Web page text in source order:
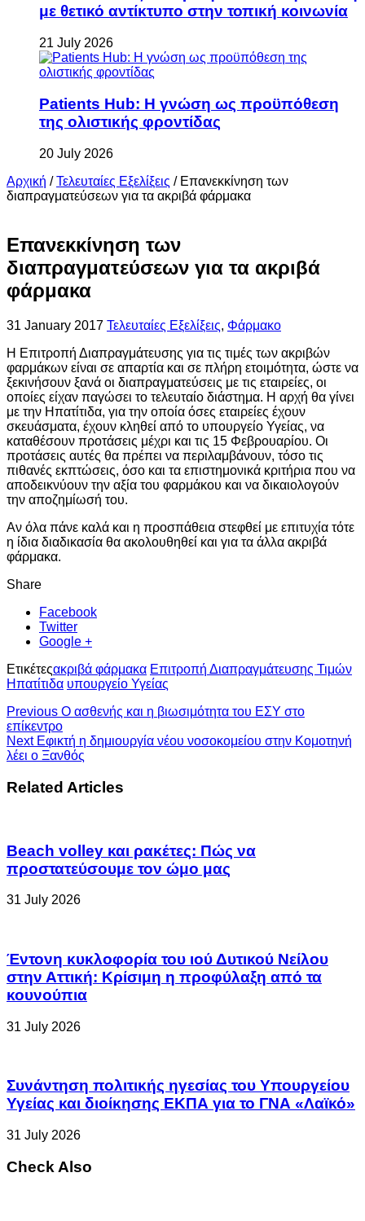
με θετικό αντίκτυπο στην τοπική κοινωνία
21 July 2026
Patients Hub: Η γνώση ως προϋπόθεση
της ολιστικής φροντίδας
20 July 2026
Αρχική / Τελευταίες Εξελίξεις / Επανεκκίνηση των
διαπραγματεύσεων για τα ακριβά φάρμακα
Επανεκκίνηση των
διαπραγματεύσεων για τα ακριβά
φάρμακα
31 January 2017 Τελευταίες Εξελίξεις, Φάρμακο
Η Επιτροπή Διαπραγμάτευσης για τις τιμές των ακριβών
φαρμάκων είναι σε απαρτία και σε πλήρη ετοιμότητα, ώστε να
ξεκινήσουν ξανά οι διαπραγματεύσεις με τις εταιρείες, οι
οποίες είχαν παγώσει το τελευταίο διάστημα. Η αρχή θα γίνει
με την Ηπατίτιδα, για την οποία όσες εταιρείες έχουν
σκευάσματα, έχουν κληθεί από το υπουργείο Υγείας, να
καταθέσουν προτάσεις μέχρι και τις 15 Φεβρουαρίου. Οι
προτάσεις αυτές θα πρέπει να περιλαμβάνουν, τόσο τις
πιθανές εκπτώσεις, όσο και τα επιστημονικά κριτήρια που να
αποδεικνύουν την αξία του φαρμάκου και να δικαιολογούν
την αποζημίωσή του.
Αν όλα πάνε καλά και η προσπάθεια στεφθεί με επιτυχία τότε
η ίδια διαδικασία θα ακολουθηθεί και για τα άλλα ακριβά
φάρμακα.
Share
Facebook
Twitter
Google +
Ετικέτεςακριβά φάρμακα Επιτροπή Διαπραγμάτευσης Τιμών
Ηπατίτιδα υπουργείο Υγείας
Previous Ο ασθενής και η βιωσιμότητα του ΕΣΥ στο
επίκεντρο
NextΕφικτή η δημιουργία νέου νοσοκομείου στην Κομοτηνή
λέει ο Ξανθός
Related Articles
Beach volley και ρακέτες: Πώς να
προστατεύσουμε τον ώμο μας
31 July 2026
Έντονη κυκλοφορία του ιού Δυτικού Νείλου
στην Αττική: Κρίσιμη η προφύλαξη από τα
κουνούπια
31 July 2026
Συνάντηση πολιτικής ηγεσίας του Υπουργείου
Υγείας και διοίκησης ΕΚΠΑ για το ΓΝΑ «Λαϊκό»
31 July 2026
Check Also